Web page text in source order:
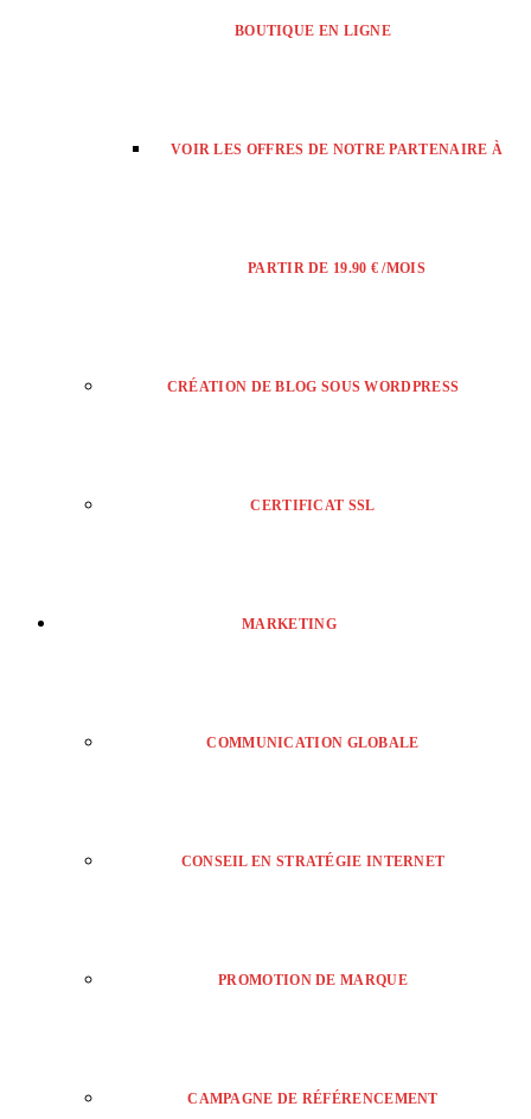
BOUTIQUE EN LIGNE
VOIR LES OFFRES DE NOTRE PARTENAIRE À
PARTIR DE 19.90 € /MOIS
CRÉATION DE BLOG SOUS WORDPRESS
CERTIFICAT SSL
MARKETING
COMMUNICATION GLOBALE
CONSEIL EN STRATÉGIE INTERNET
PROMOTION DE MARQUE
CAMPAGNE DE RÉFÉRENCEMENT